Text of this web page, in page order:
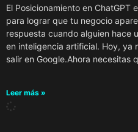
El Posicionamiento en ChatGPT
para lograr que tu negocio
respuesta cuando alguien hace
en inteligencia artificial. Hoy, ya
salir en Google.Ahora necesitas
Leer más »